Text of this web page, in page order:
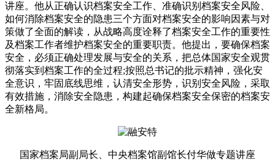
讲座。他从正确认识档案安全工作、准确识别档案安全风险、
如何消除档案安全的隐患三个方面对档案安全的影响因素与对
策做了全面的解读，从战略高度诠释了档案安全工作的重要性
及档案工作者维护档案安全的重要职责。他提出，要确保档案
安全，必须正确处理发展与安全的关系，把总体国家安全观贯
彻落实到档案工作的全过程;按照总书记的批示精神，强化安
全意识，牢固底线思维，认清安全形势，识别安全风险，采取
有效措施，消除安全隐患，构建起确保档案安全保密的档案安
全新格局。
国家档案局副局长、中央档案馆副馆长付华做专题讲座